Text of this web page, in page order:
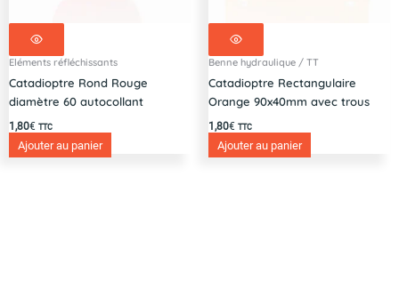
Eléments réfléchissants
Catadioptre Rond Rouge
diamètre 60 autocollant
1,80€ TTC
Ajouter au panier
Benne hydraulique / TT
Catadioptre Rectangulaire
Orange 90x40mm avec trous
1,80€ TTC
Ajouter au panier